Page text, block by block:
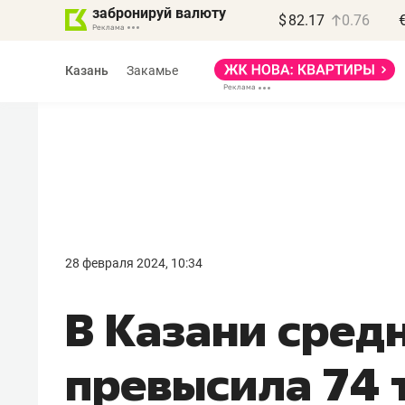
забронируй валюту $ 82.17 0.76
Казань Закамье
28 февраля 2024, 10:34
В Казани
превысила 74
правил, бизнес может
потерять минимум